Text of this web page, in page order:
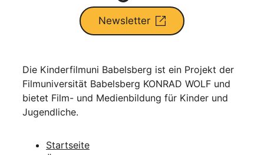
Newsletter
Die Kinderfilmuni Babelsberg ist ein Projekt der
Filmuniversität Babelsberg KONRAD WOLF und
bietet Film- und Medienbildung für Kinder und
Jugendliche.
Startseite